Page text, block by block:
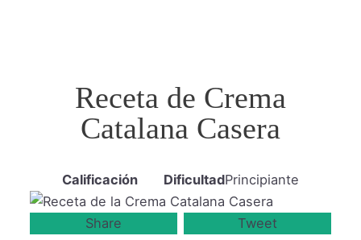
Receta de Crema
Catalana Casera
Calificación DificultadPrincipiante
Share
Tweet